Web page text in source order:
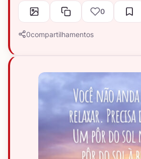
0
0compartilhamentos